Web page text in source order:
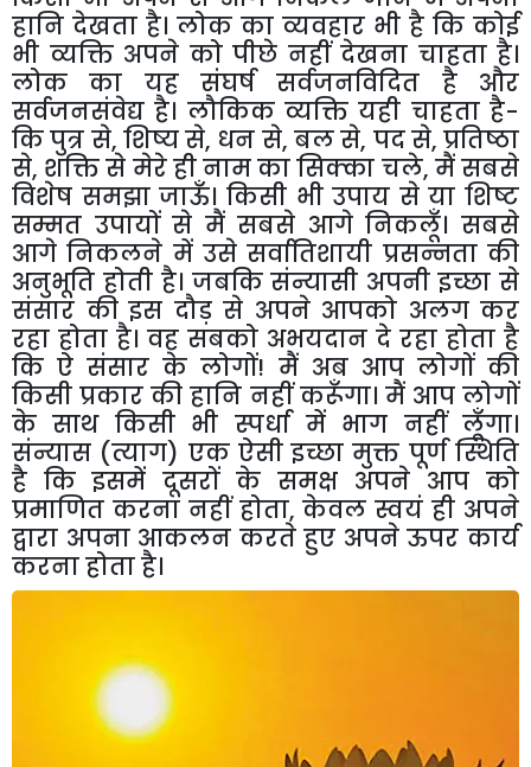
हानि देखता है। लोक का व्यवहार भी है कि कोई
भी व्यक्ति अपने को पीछे नहीं देखना चाहता है।
लोक का यह संघर्ष सर्वजनविदित है और
सर्वजनसंवेद्य है। लौकिक व्यक्ति यही चाहता है-
कि पुत्र से, शिष्य से, धन से, बल से, पद से,प्रतिष्ठा
से, शक्ति से मेरे ही नाम का सिक्का चले, मैं सबसे
विशेष समझा जाऊँ। किसी भी उपाय से या शिष्ट
सम्मत उपायों से मैं सबसे आगे निकलूँ। सबसे
आगे निकलने में उसे सर्वातिशायी प्रसन्नता की
अनुभूति होती है। जबकि संन्यासी अपनी इच्छा से
संसार की इस दौड़ से अपने आपको अलग कर
रहा होता है। वह सबको अभयदान दे रहा होता है
कि ऐ संसार के लोगों! मैं अब आप लोगों की
किसी प्रकार की हानि नहीं करूँगा। मैं आप लोगों
के साथ किसी भी स्पर्धा में भाग नहीं लूँगा।
संन्यास (त्याग) एक ऐसी इच्छा मुक्त पूर्ण स्थिति
है कि इसमें दूसरों के समक्ष अपने आप को
प्रमाणित करना नहीं होता,केवल स्वयं ही अपने
द्वारा अपना आकलन करते हुए अपने ऊपर कार्य
करना होता है।